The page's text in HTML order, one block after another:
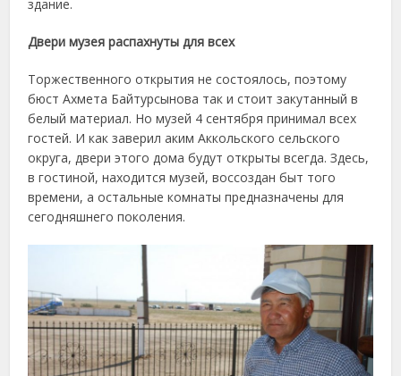
здание.
Двери музея распахнуты для всех
Торжественного открытия не состоялось, поэтому
бюст Ахмета Байтурсынова так и стоит закутанный в
белый материал. Но музей 4 сентября принимал всех
гостей. И как заверил аким Аккольского сельского
округа, двери этого дома будут открыты всегда. Здесь,
в гостиной, находится музей, воссоздан быт того
времени, а остальные комнаты предназначены для
сегодняшнего поколения.